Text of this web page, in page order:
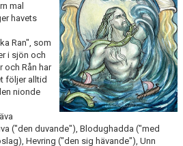
mal
havets
Ran", som
i sjön och
och Rån har
följer alltid
nionde
("den duvande"), Blodughadda ("med
Hevring ("den sig hävande"), Unn